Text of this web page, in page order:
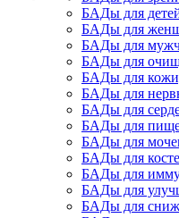
БАДы для
БАДы для
БАДы для
БАДы для
БАДы для
БАДы для
БАДы для
БАДы для
БАДы для
БАДы для
БАДы для
БАДы для
БАДы для